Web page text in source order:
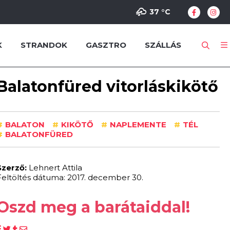
37 °C
STRANDOK GASZTRO SZÁLLÁS
vitorláskikötő
BALATON # KIKÖTŐ # NAPLEMENTE # TÉL
BALATONFÜRED
Lehnert Attila
dátuma: 2017. december 30.
meg a barátaiddal!